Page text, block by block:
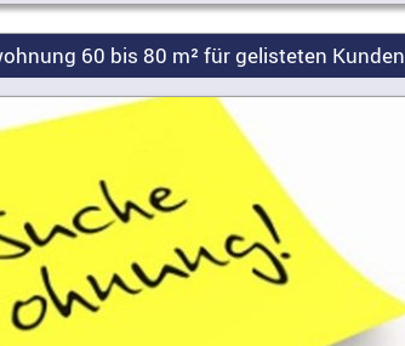
60 bis 80 m² für gelisteten Kunden